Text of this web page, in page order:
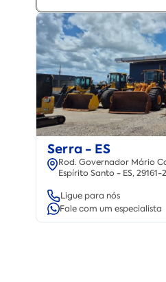
Serra - ES
Rod. Governador Mário
Espírito Santo - ES, 29161-
Ligue para nós
Fale com um especialista